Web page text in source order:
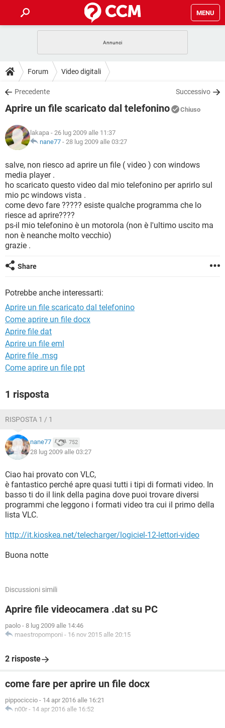
MENU
INTRATTENIMENTO
iOS
INSTAGRAM WHATSAPP
TIKTOK
HARDWARE
GUIDE
COVID-19
INSTAGRAM
TIKTOK
HARDWARE
DOWNLOAD
COVID-19 GAMING
INTRATTENIMENTO
iOS WINDOWS 10
INSTAGRAM WHATSAPP
TIKTOK
HARDWARE
FORUM
COVID-19
INTRATTENIMENTO
iOS WINDOWS 10
INSTAGRAM WHATSAPP
TIKTOK FACEBOOK
HARDWARE
GLOSSARIO
COVID-19 GAMING
INTRATTENIMENTO
iOS
INSTAGRAM WHATSAPP
TIKTOK FACEBOOK
HARDWARE
Forum Video digitali
Precedente Successivo
Aprire un file scaricato dal telefonino Chiuso
lakapa - 26 lug 2009 alle 11:37
nane77 - 28 lug 2009 alle 03:27
salve, non riesco ad aprire un file ( video ) con windows
media player .
ho scaricato questo video dal mio telefonino per aprirlo sul
mio pc windows vista .
come devo fare ????? esiste qualche programma che lo
riesce ad aprire????
ps-il mio telefonino è un motorola (non è l'ultimo uscito ma
non è neanche molto vecchio)
grazie .
Share
Potrebbe anche interessarti:
Aprire un file scaricato dal telefonino
Come aprire un file docx
Aprire file dat
Aprire un file eml
Aprire file .msg
Come aprire un file ppt
1 risposta
RISPOSTA 1 / 1
nane77 752
28 lug 2009 alle 03:27
Ciao hai provato con VLC,
è fantastico perché apre quasi tutti i tipi di formati video. In
basso ti do il link della pagina dove puoi trovare diversi
programmi che leggono i formati video tra cui il primo della
lista VLC.
http://it.kioskea.net/telecharger/logiciel-12-lettori-video
Buona notte
Discussioni simili
Aprire file videocamera .dat su PC
paolo - 8 lug 2009 alle 14:46
maestropomponi - 16 nov 2015 alle 20:15
2 risposte
come fare per aprire un file docx
pippociccio - 14 apr 2016 alle 16:21
n00r - 14 apr 2016 alle 16:52